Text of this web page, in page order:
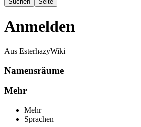
Anmelden
Aus EsterhazyWiki
Namensräume
Mehr
Mehr
Sprachen